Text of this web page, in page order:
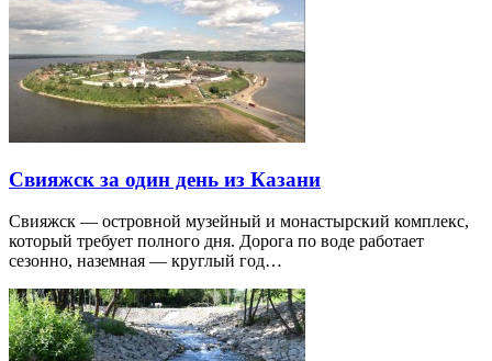
Свияжск за один день из Казани
Свияжск — островной музейный и монастырский комплекс,
который требует полного дня. Дорога по воде работает
сезонно, наземная — круглый год…